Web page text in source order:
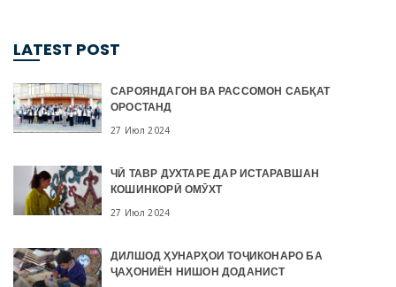
LATEST POST
САРОЯНДАГОН ВА РАССОМОН САБҚАТ
ОРОСТАНД
27 Июл 2024
ЧӢ ТАВР ДУХТАРЕ ДАР ИСТАРАВШАН
КОШИНКОРӢ ОМӮХТ
27 Июл 2024
ДИЛШОД ҲУНАРҲОИ ТОҶИКОНАРО БА
ҶАҲОНИЁН НИШОН ДОДАНИСТ